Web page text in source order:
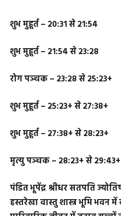
रोग पञ्चक – १९:०५ से २०:३१
शुभ मुहूर्त – २०:३१ से २१:५४
रोग पञ्चक – २३:२८ से २५:२३+
शुभ मुहूर्त – २५:२३+ से २७:३८+
शुभ मुहूर्त – २७:३८+ से २८:२३+
मृत्यु पञ्चक – २८:२३+ से २९:४३+